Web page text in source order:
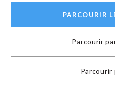
PARCOURIR
Parcourir
Parcourir